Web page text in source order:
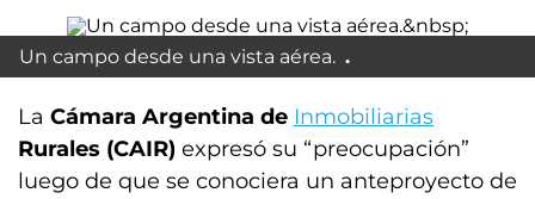
Un campo desde una vista aérea.
La Cámara Argentina de Inmobiliarias
Rurales (CAIR) expresó su “preocupación”
luego de que se conociera un anteproyecto de